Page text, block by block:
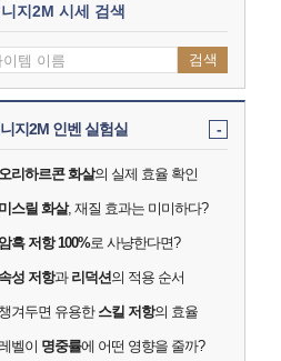
지2M 시세 검색
검색
지2M 인벤 실험실 -
오리하르콘 화살의 실제 효율 확인
미스릴 화살, 재질 효과는 미미하다?
암흑 저항 100%로 사냥한다면?
속성 저항과 리덕션의 적용 순서
챙겨두면 유용한 스킬 저항의 효율
벨이 명중률에 어떤 영향을 줄까?